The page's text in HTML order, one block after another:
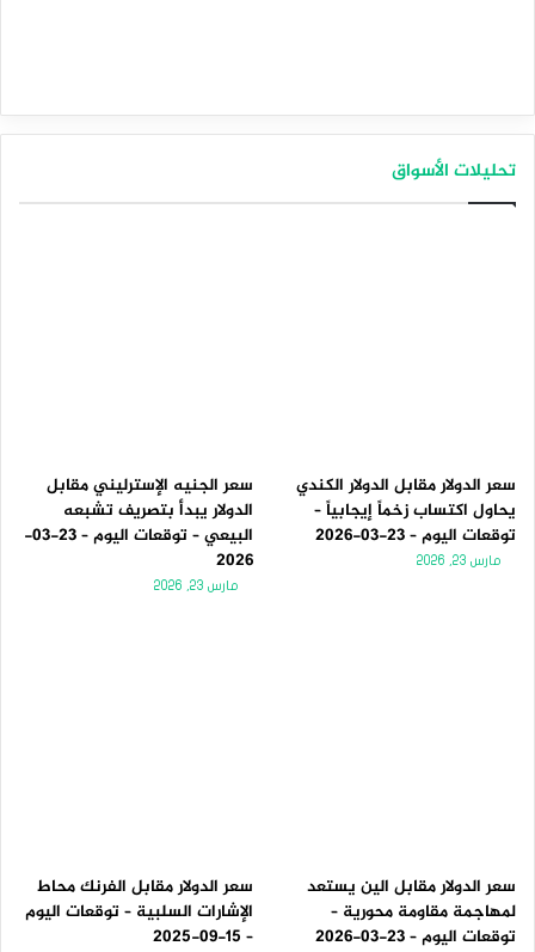
تحليلات الأسواق
سعر الدولار مقابل الدولار الكندي
يحاول اكتساب زخماً إيجابياً –
توقعات اليوم – 23-03-2026
مارس 23, 2026
سعر الجنيه الإسترليني مقابل
الدولار يبدأ بتصريف تشبعه
البيعي – توقعات اليوم – 23-03-
2026
مارس 23, 2026
سعر الدولار مقابل الين يستعد
لمهاجمة مقاومة محورية –
توقعات اليوم – 23-03-2026
سعر الدولار مقابل الفرنك محاط
الإشارات السلبية – توقعات اليوم
– 15-09-2025